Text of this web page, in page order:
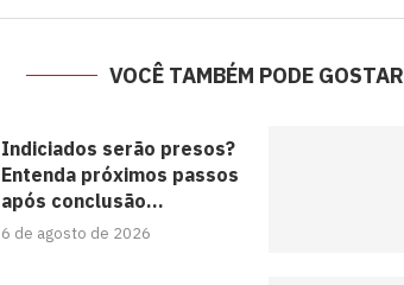
VOCÊ TAMBÉM PODE GOSTAR
Indiciados serão presos?
Entenda próximos passos
após conclusão...
6 de agosto de 2026